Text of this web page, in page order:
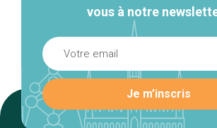
vous à notre